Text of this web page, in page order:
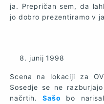
ja. Prepričan sem, da
jo dobro prezentiramo v
junij 1998
Scena na lokaciji za
Sosedje se ne
načrtih.Sašo bo